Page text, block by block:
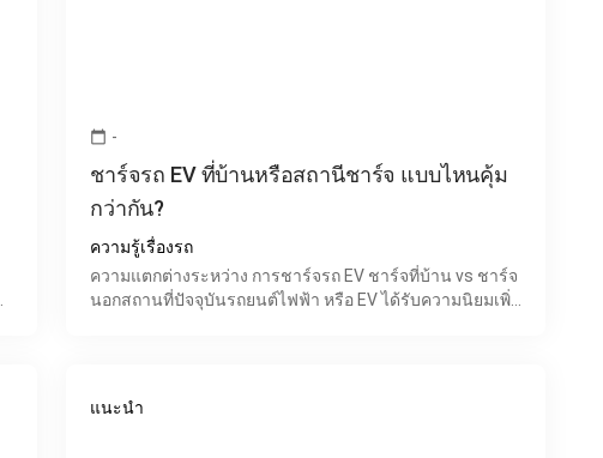
calendar_today -
ชาร์จรถ EV ที่บ้านหรือสถานีชาร์จ แบบไหนคุ้ม
กว่ากัน?
ความรู้เรื่องรถ
ความแตกต่างระหว่าง การชาร์จรถ EV ชาร์จที่บ้าน vs ชาร์จ
นอกสถานที่ปัจจุบันรถยนต์ไฟฟ้า หรือ EV ได้รับความนิยมเพิ่ม
แนะนำ